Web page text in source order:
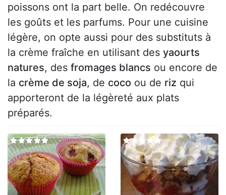
poissons ont la part belle. On redécouvre
les goûts et les parfums. Pour une cuisine
légère, on opte aussi pour des substituts à
la crème fraîche en utilisant des yaourts
natures, des fromages blancs ou encore de
la crème de soja, de coco ou de riz qui
apporteront de la légèreté aux plats
préparés.